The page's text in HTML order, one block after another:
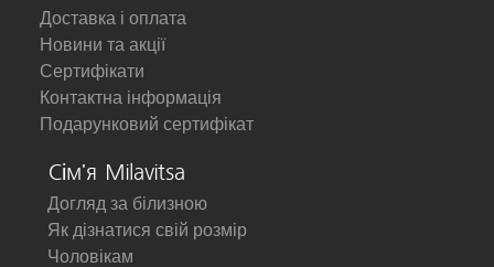
Доставка і оплата
Новини та акції
Сертифікати
Контактна інформація
Подарунковий сертифікат
Сім'я Milavitsa
Догляд за білизною
Як дізнатися свій розмір
Чоловікам